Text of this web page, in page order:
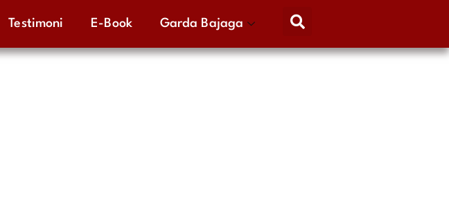
Testimoni E-Book Garda Bajaga